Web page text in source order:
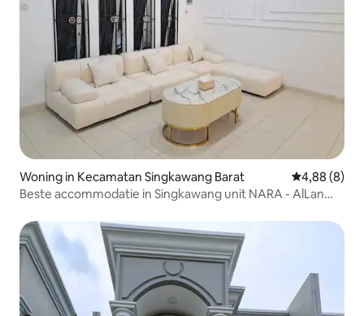
Woning in Kecamatan Singkawang Barat Gemiddelde
4,88 (8)
Beste accommodatie in Singkawang unit NARA - AlLan